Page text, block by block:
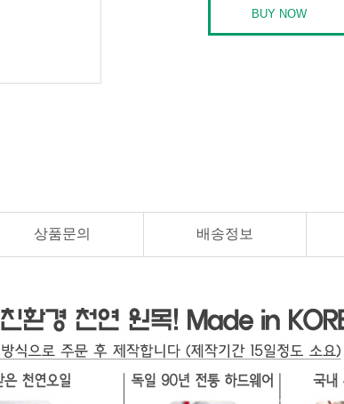
상품문의 배송정보